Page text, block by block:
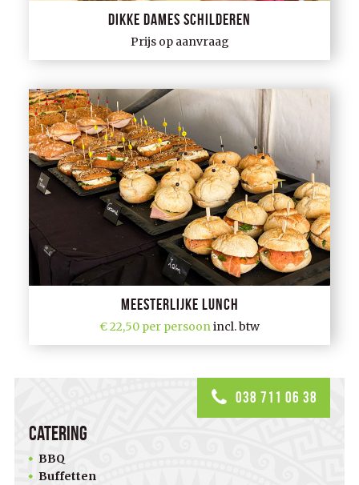
Dikke dames schilderen
Prijs op aanvraag
Meesterlijke Lunch
22,50 per persoonincl. btw
038 711 06 38
Catering
BBQ
Buffetten